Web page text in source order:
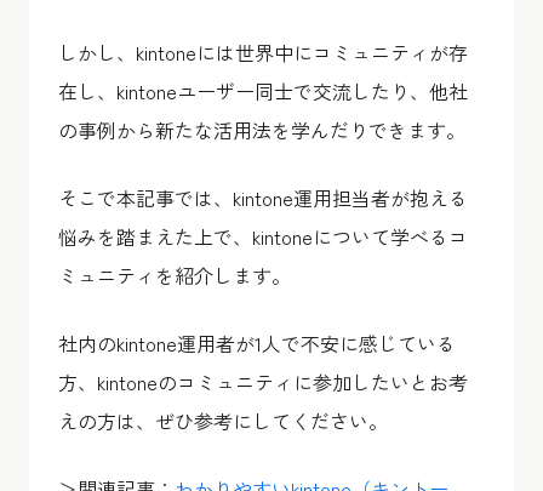
しかし、kintoneには世界中にコミュニティが存
在し、kintoneユーザー同士で交流したり、他社
の事例から新たな活用法を学んだりできます。
そこで本記事では、kintone運用担当者が抱える
悩みを踏まえた上で、kintoneについて学べるコ
ミュニティを紹介します。
社内のkintone運用者が1人で不安に感じている
方、kintoneのコミュニティに参加したいとお考
えの方は、ぜひ参考にしてください。